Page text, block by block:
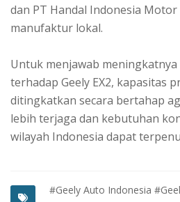
dan PT Handal Indonesia
manufaktur lokal.
Untuk menjawab
terhadap Geely EX2, kapasitas
ditingkatkan secara bertahap
lebih terjaga dan kebutuhan
wilayah Indonesia dapat
#Geely Auto Indonesia